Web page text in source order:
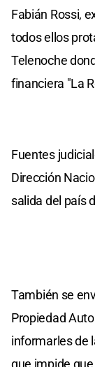
Fabián Rossi,
todos ellos
Telenoche
financiera "La
Fuentes
Dirección
salida del país
También se
Propiedad
informarles de
que impide